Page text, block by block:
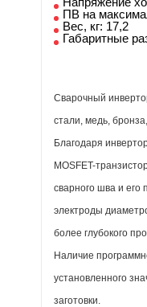
ПВ на
Вес, кг: 17,2
Габаритные
Сварочный
стали, медь,
Благодаря
MOSFET-
сварного шва и его
электроды
более глубокого
Наличие
установленного
заготовки.